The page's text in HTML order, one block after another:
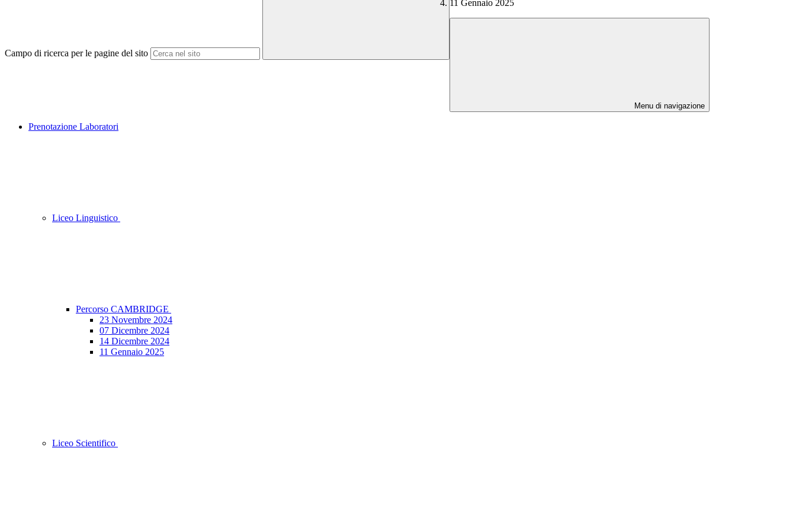
Campo di ricerca per le pagine del sito
11 Gennaio 2025
Menu di navigazione
Prenotazione Laboratori
Liceo Linguistico
Percorso CAMBRIDGE
23 Novembre 2024
07 Dicembre 2024
14 Dicembre 2024
11 Gennaio 2025
Liceo Scientifico